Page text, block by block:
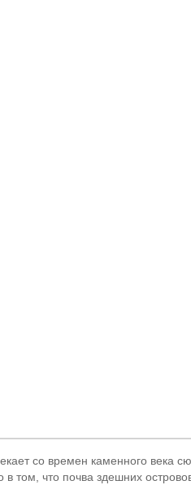
со времен каменного века
в том, что почва здешних